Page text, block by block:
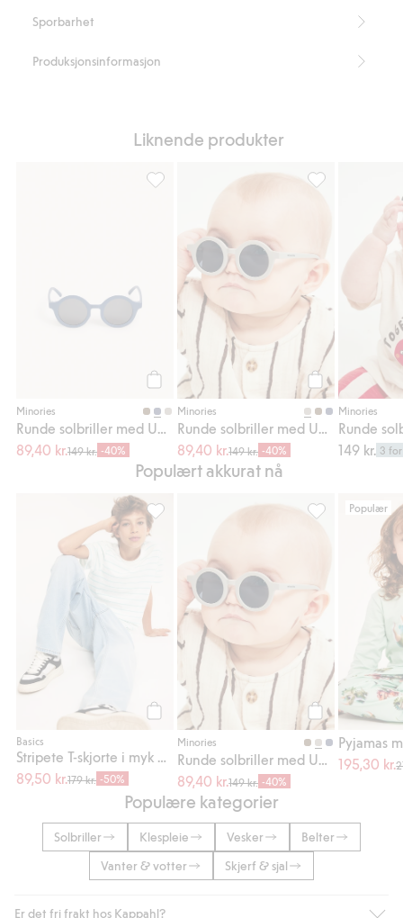
Sporbarhet
Produksjonsinformasjon
Liknende produkter
Legg til
Minories
89,40 kr.149 kr. -40%
Runde solbriller med UV-beskyttelse,
Legg til
Minories
89,40 kr.149 kr. -40%
Runde
Minories
149 kr. 3
Populært akkurat nå
Legg til
Basics
89,50 kr.179 kr. -50%
Stripete T-skjorte i myk bomullsfloss,
Legg til
Minories
89,40 kr.149 kr. -40%
Runde
Populær
Pyjamas
195,30 kr.
Populære kategorier
Solbriller Klespleie Vesker
Belter
Vanter & votter
Skjerf & sjal
Er det fri frakt hos Kappahl?